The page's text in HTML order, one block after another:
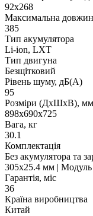
92х268
Максимальна
385
Тип акумулятора
Li-ion, LXT
Тип двигуна
Безщітковий
Рівень шуму, дБ(А)
95
Розміри (ДхШхВ), мм
898x690x725
Вага, кг
30.1
Комплектація
Без акумулятора та
305х25.4 мм |
Гарантія, міс
36
Країна виробництва
Китай